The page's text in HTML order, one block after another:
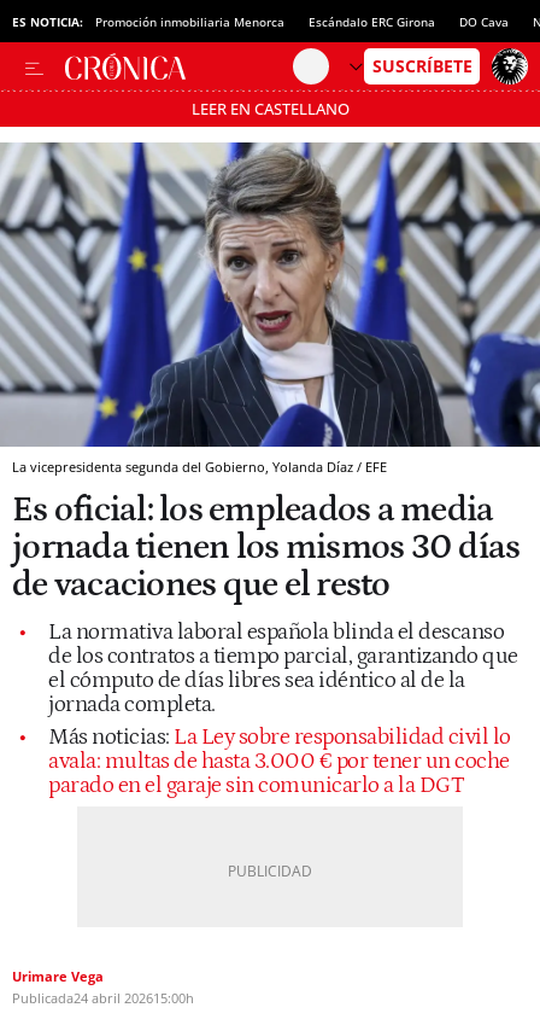
ES NOTICIA: Promoción inmobiliaria Menorca Escándalo ERC Girona DO Cava
LEER EN CASTELLANO
Pásate al MODO AHORRO
La vicepresidenta segunda del Gobierno, Yolanda Díaz / EFE
Es oficial: los empleados a media
jornada tienen los mismos 30 días
de vacaciones que el resto
La normativa laboral española blinda el descanso
de los contratos a tiempo parcial, garantizando que
el cómputo de días libres sea idéntico al de la
jornada completa.
Más noticias: La Ley sobre responsabilidad civil lo
avala: multas de hasta 3.000 € por tener un coche
parado en el garaje sin comunicarlo a la DGT
Urimare Vega
Publicada24 abril 202615:00h